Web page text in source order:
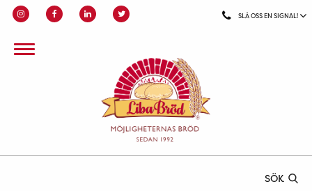
SLÅ OSS EN SIGNAL!
SÖK